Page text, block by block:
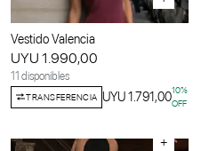
Vestido Valencia
UYU 1.990,00
11 disponibles
TRANSFERENCIA UYU 1.791,0010%
OFF
+